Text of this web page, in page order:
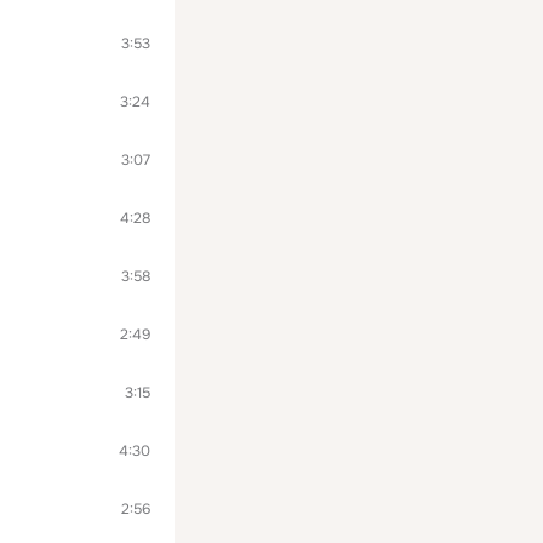
3:53
3:24
3:07
4:28
3:58
2:49
3:15
4:30
2:56